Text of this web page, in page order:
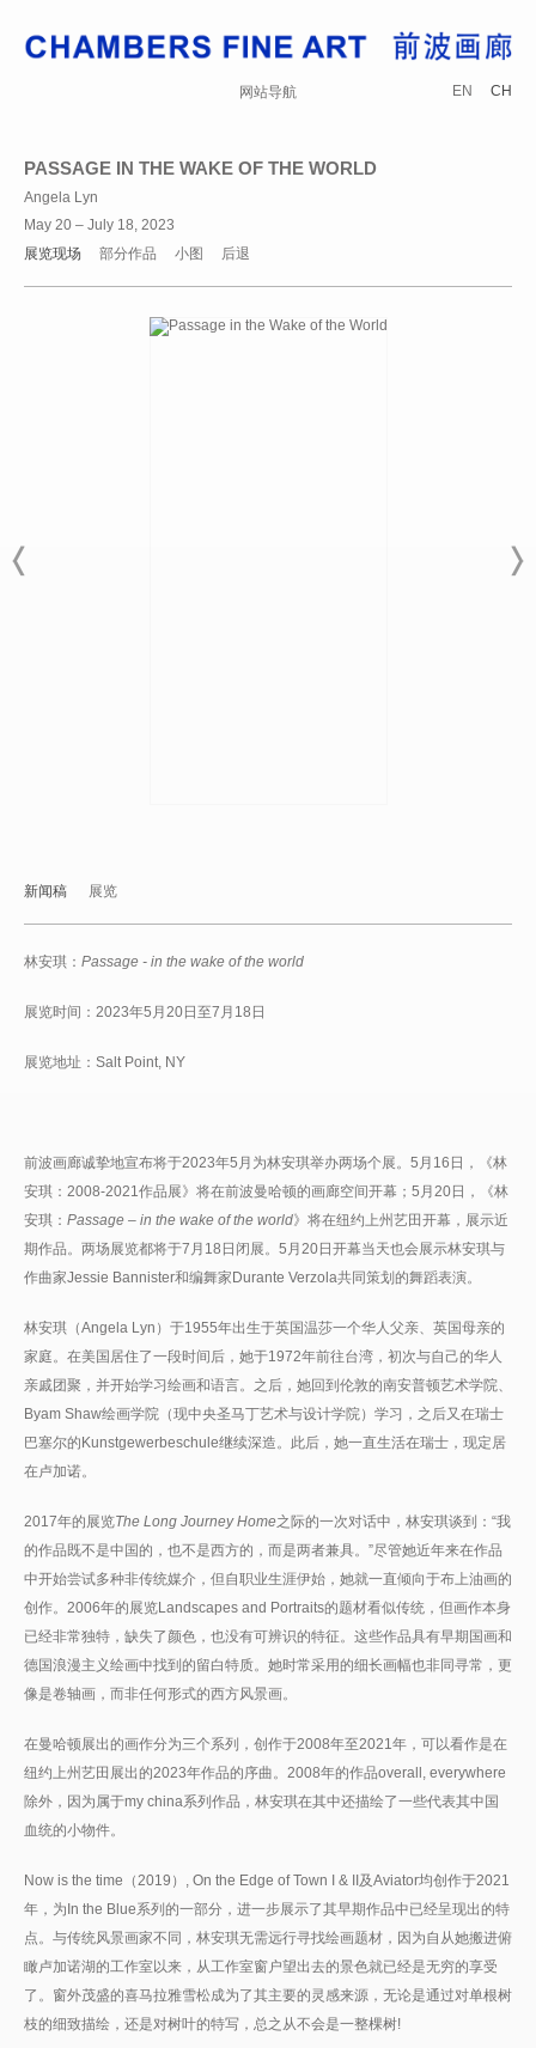
网站导航 EN CH
PASSAGE IN THE WAKE OF THE WORLD
Angela Lyn
May 20 – July 18, 2023
展览现场
部分作品 小图 后退
新闻稿 展览
林安琪： Passage - in the wake of the world
展览时间：2023年5月20日至7月18日
展览地址：Salt Point, NY
前波画廊诚挚地宣布将于2023年5月为林安琪举办两场个展。5月16日，《林
安琪：2008-2021作品展》将在前波曼哈顿的画廊空间开幕；5月20日，《林
安琪： Passage – in the wake of the world》将在纽约上州艺田开幕，展示近
期作品。两场展览都将于7月18日闭展。5月20日开幕当天也会展示林安琪与
作曲家Jessie Bannister和编舞家Durante Verzola共同策划的舞蹈表演。
林安琪（Angela Lyn）于1955年出生于英国温莎一个华人父亲、英国母亲的
家庭。在美国居住了一段时间后，她于1972年前往台湾，初次与自己的华人
亲戚团聚，并开始学习绘画和语言。之后，她回到伦敦的南安普顿艺术学院、
Byam Shaw绘画学院（现中央圣马丁艺术与设计学院）学习，之后又在瑞士
巴塞尔的Kunstgewerbeschule继续深造。此后，她一直生活在瑞士，现定居
在卢加诺。
2017年的展览The Long Journey Home之际的一次对话中，林安琪谈到：“我
的作品既不是中国的，也不是西方的，而是两者兼具。”尽管她近年来在作品
中开始尝试多种非传统媒介，但自职业生涯伊始，她就一直倾向于布上油画的
创作。2006年的展览Landscapes and Portraits的题材看似传统，但画作本身
已经非常独特，缺失了颜色，也没有可辨识的特征。这些作品具有早期国画和
德国浪漫主义绘画中找到的留白特质。她时常采用的细长画幅也非同寻常，更
像是卷轴画，而非任何形式的西方风景画。
在曼哈顿展出的画作分为三个系列，创作于2008年至2021年，可以看作是在
纽约上州艺田展出的2023年作品的序曲。2008年的作品overall, everywhere
除外，因为属于my china系列作品，林安琪在其中还描绘了一些代表其中国
血统的小物件。
Now is the time（2019）, On the Edge of Town I & II及Aviator均创作于2021
年，为In the Blue系列的一部分，进一步展示了其早期作品中已经呈现出的特
点。与传统风景画家不同，林安琪无需远行寻找绘画题材，因为自从她搬进俯
瞰卢加诺湖的工作室以来，从工作室窗户望出去的景色就已经是无穷的享受
了。窗外茂盛的喜马拉雅雪松成为了其主要的灵感来源，无论是通过对单根树
枝的细致描绘，还是对树叶的特写，总之从不会是一整棵树!